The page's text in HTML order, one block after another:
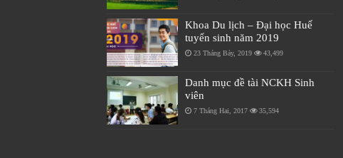
Khoa Du lịch – Đại học Huế
tuyển sinh năm 2019
23 Tháng Bảy, 2019 43,499
Danh mục đề tài NCKH Sinh
viên
7 Tháng Hai, 2017 35,594